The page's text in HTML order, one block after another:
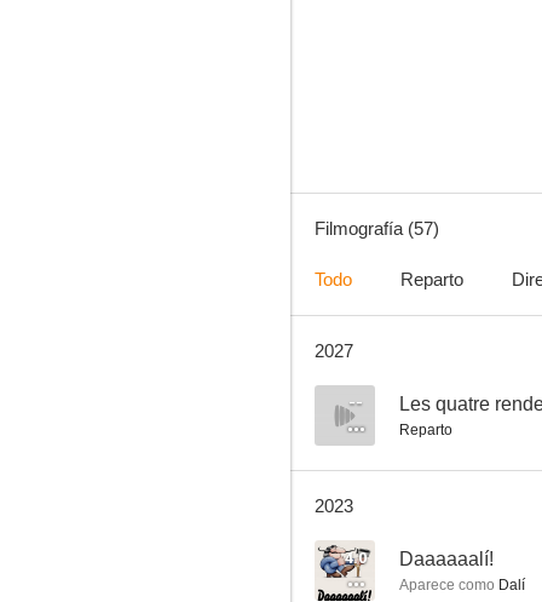
7.0
Filmografía (57)
Todo Reparto
2027
-- Les quatre
Reparto
2023
4.0 Daaaaaalí!
Aparece como Dalí